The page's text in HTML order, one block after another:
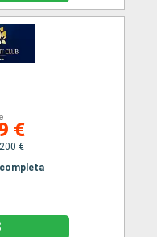
€
€